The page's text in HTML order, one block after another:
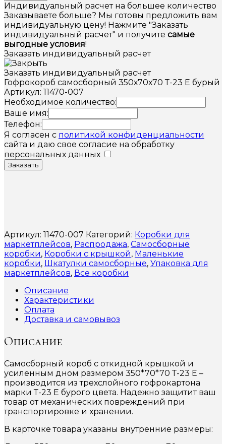
Индивидуальный расчет на большее количество
Заказываете больше? Мы готовы предложить вам
индивидуальную цену! Нажмите "Заказать
индивидуальный расчет" и получите самые
выгодные условия!
Заказать индивидуальный расчет
Заказать индивидуальный расчет
Гофрокороб самосборный 350х70х70 Т-23 Е бурый
Артикул: 11470-007
Необходимое количество:
Ваше имя:
Телефон:
Я согласен с политикой конфиденциальности
сайта и даю свое согласие на обработку
персональных данных
Заказать
Артикул: 11470-007 Категорий: Коробки для
маркетплейсов, Распродажа, Самосборные
коробки, Коробки с крышкой, Маленькие
коробки, Шкатулки самосборные, Упаковка для
маркетплейсов, Все коробки
Описание
Характеристики
Оплата
Доставка и самовывоз
Описание
Самосборный короб с откидной крышкой и
усиленным дном размером 350*70*70 Т-23 Е –
производится из трехслойного гофрокартона
марки Т-23 Е бурого цвета. Надежно защитит ваш
товар от механических повреждений при
транспортировке и хранении.
В карточке товара указаны внутренние размеры: